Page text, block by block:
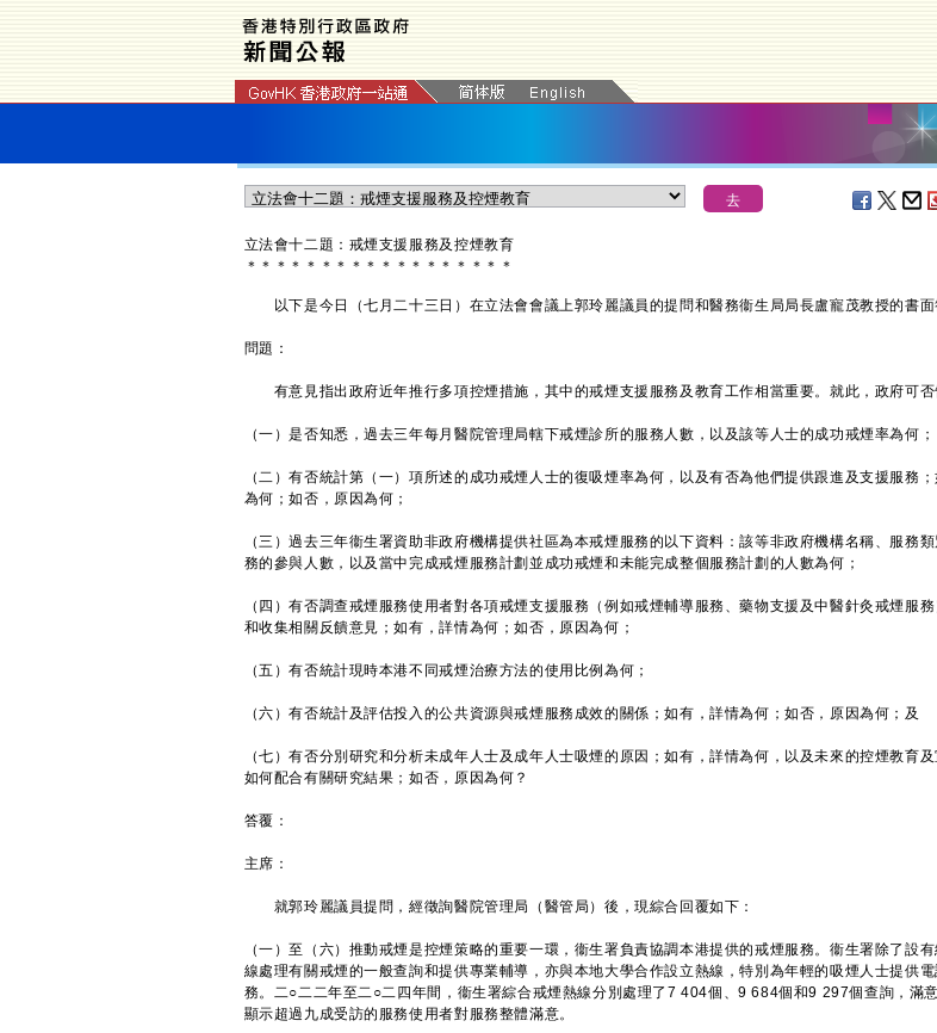
​立法會十二題：戒煙支援服務及控煙教育
＊ ＊ ＊ ＊ ＊ ＊ ＊ ＊ ＊ ＊ ＊ ＊ ＊ ＊ ＊ ＊ ＊ ＊
以下是今日（七月二十三日）在立法會會議上郭玲麗議員的提問和醫務衞生局局長盧寵茂教授的書面
問題：
有意見指出政府近年推行多項控煙措施，其中的戒煙支援服務及教育工作相當重要。就此，政府可否
（一）是否知悉，過去三年每月醫院管理局轄下戒煙診所的服務人數，以及該等人士的成功戒煙率為何；
（二）有否統計第（一）項所述的成功戒煙人士的復吸煙率為何，以及有否為他們提供跟進及支援服務
為何；如否，原因為何；
（三）過去三年衞生署資助非政府機構提供社區為本戒煙服務的以下資料：該等非政府機構名稱、服務
務的參與人數，以及當中完成戒煙服務計劃並成功戒煙和未能完成整個服務計劃的人數為何；
（四）有否調查戒煙服務使用者對各項戒煙支援服務（例如戒煙輔導服務、藥物支援及中醫針灸戒煙服
和收集相關反饋意見；如有，詳情為何；如否，原因為何；
（五）有否統計現時本港不同戒煙治療方法的使用比例為何；
（六）有否統計及評估投入的公共資源與戒煙服務成效的關係；如有，詳情為何；如否，原因為何；及
（七）有否分別研究和分析未成年人士及成年人士吸煙的原因；如有，詳情為何，以及未來的控煙教育
如何配合有關研究結果；如否，原因為何？
答覆：
主席：
就郭玲麗議員提問，經徵詢醫院管理局（醫管局）後，現綜合回覆如下：
（一）至（六）推動戒煙是控煙策略的重要一環，衞生署負責協調本港提供的戒煙服務。衞生署除了設
線處理有關戒煙的一般查詢和提供專業輔導，亦與本地大學合作設立熱線，特別為年輕的吸煙人士提供電
務。二○二二年至二○二四年間，衞生署綜合戒煙熱線分別處理了7 404個、9 684個和9 297個查詢，滿
顯示超過九成受訪的服務使用者對服務整體滿意。